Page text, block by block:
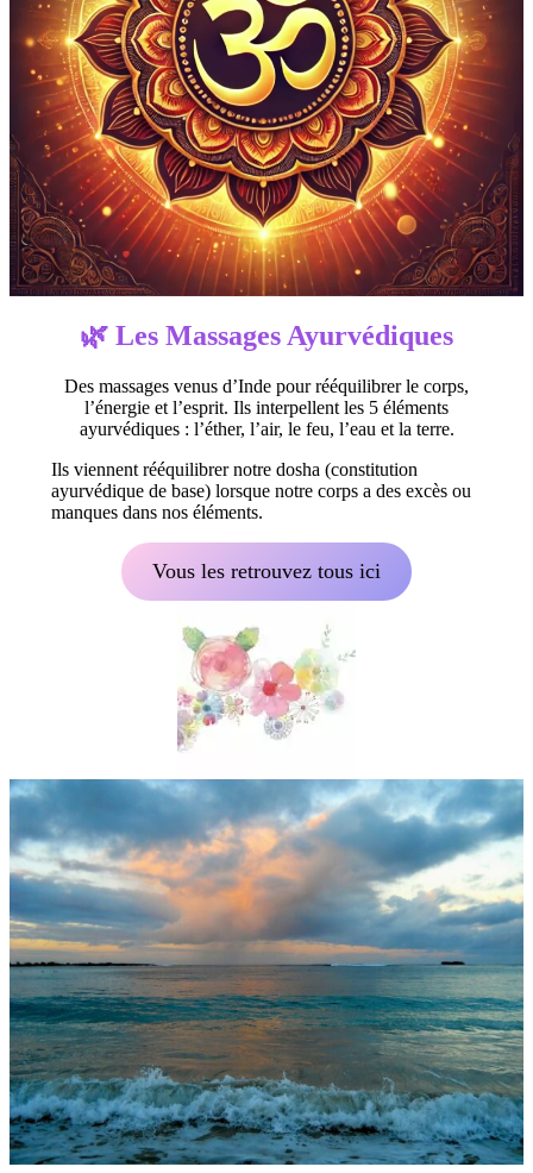
🌿 Les Massages Ayurvédiques
Des massages venus d’Inde pour rééquilibrer le corps,
l’énergie et l’esprit. Ils interpellent les 5 éléments
ayurvédiques : l’éther, l’air, le feu, l’eau et la terre.
Ils viennent rééquilibrer notre dosha (constitution
ayurvédique de base) lorsque notre corps a des excès ou
manques dans nos éléments.
Vous les retrouvez tous ici